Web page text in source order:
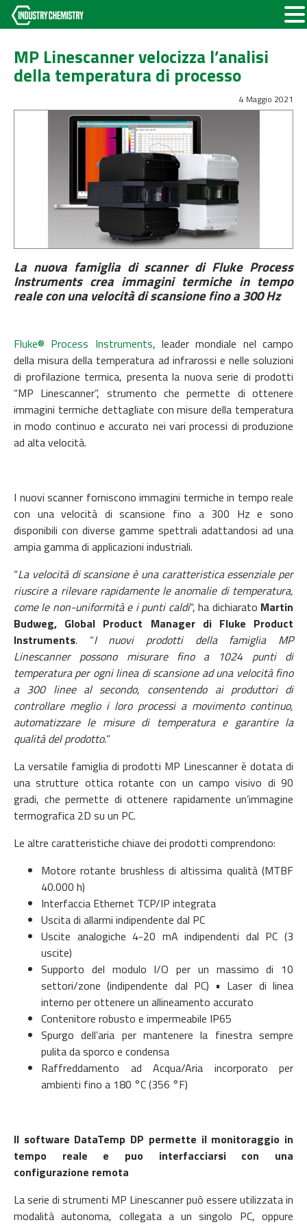
MP Linescanner velocizza l’analisi
della temperatura di processo
4 Maggio 2021
La nuova famiglia di scanner di Fluke Process
Instruments crea immagini termiche in tempo
reale con una velocità di scansione fino a 300 Hz
Fluke® Process Instruments, leader mondiale nel campo
della misura della temperatura ad infrarossi e nelle soluzioni
di profilazione termica, presenta la nuova serie di prodotti
“MP Linescanner”, strumento che permette di ottenere
immagini termiche dettagliate con misure della temperatura
in modo continuo e accurato nei vari processi di produzione
ad alta velocità.
I nuovi scanner forniscono immagini termiche in tempo reale
con una velocità di scansione fino a 300 Hz e sono
disponibili con diverse gamme spettrali adattandosi ad una
ampia gamma di applicazioni industriali.
“La velocità di scansione è una caratteristica essenziale per
riuscire a rilevare rapidamente le anomalie di temperatura,
come le non-uniformità e i punti caldi“, ha dichiarato Martin
Budweg, Global Product Manager di Fluke Product
Instruments. “I nuovi prodotti della famiglia MP
Linescanner possono misurare fino a 1024 punti di
temperatura per ogni linea di scansione ad una velocità fino
a 300 linee al secondo, consentendo ai produttori di
controllare meglio i loro processi a movimento continuo,
automatizzare le misure di temperatura e garantire la
qualità del prodotto.”
La versatile famiglia di prodotti MP Linescanner è dotata di
una strutture ottica rotante con un campo visivo di 90
gradi, che permette di ottenere rapidamente un’immagine
termografica 2D su un PC.
Le altre caratteristiche chiave dei prodotti comprendono:
Motore rotante brushless di altissima qualità (MTBF
40.000 h)
Interfaccia Ethernet TCP/IP integrata
Uscita di allarmi indipendente dal PC
Uscite analogiche 4-20 mA indipendenti dal PC (3
uscite)
Supporto del modulo I/O per un massimo di 10
settori/zone (indipendente dal PC) • Laser di linea
interno per ottenere un allineamento accurato
Contenitore robusto e impermeabile IP65
Spurgo dell’aria per mantenere la finestra sempre
pulita da sporco e condensa
Raffreddamento ad Acqua/Aria incorporato per
ambienti fino a 180 °C (356 °F)
Il software DataTemp DP permette il monitoraggio in
tempo reale e puo interfacciarsi con una
configurazione remota
La serie di strumenti MP Linescanner può essere utilizzata in
modalità autonoma, collegata a un singolo PC, oppure